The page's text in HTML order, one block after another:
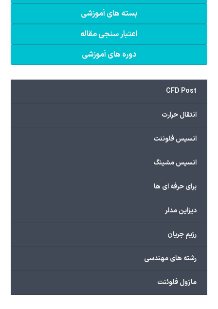
بسته های آموزشی
اعتبار سنجی مقاله
دوره های آموزشی
CFD Post
انتقال حرارت
انسیس فلوئنت
انسیس مشینگ
برای حرفه ای ها
دیزاین مدلر
رژیم جریان
رشته های مهندسی
ماژول فلوئنت